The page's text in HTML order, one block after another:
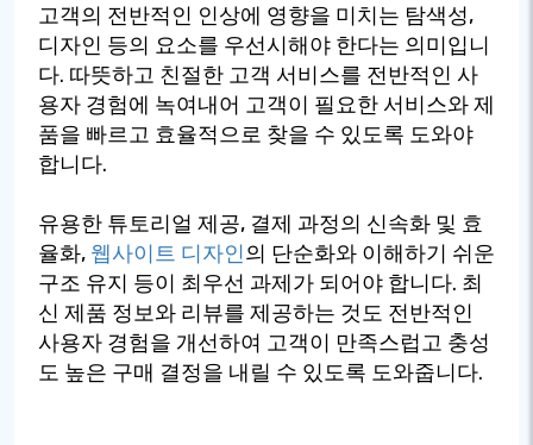
고객의 전반적인 인상에 영향을 미치는 탐색성,
디자인 등의 요소를 우선시해야 한다는 의미입니
다. 따뜻하고 친절한 고객 서비스를 전반적인 사
용자 경험에 녹여내어 고객이 필요한 서비스와 제
품을 빠르고 효율적으로 찾을 수 있도록 도와야
합니다.
유용한 튜토리얼 제공, 결제 과정의 신속화 및 효
율화, 웹사이트 디자인의 단순화와 이해하기 쉬운
구조 유지 등이 최우선 과제가 되어야 합니다. 최
신 제품 정보와 리뷰를 제공하는 것도 전반적인
사용자 경험을 개선하여 고객이 만족스럽고 충성
도 높은 구매 결정을 내릴 수 있도록 도와줍니다.